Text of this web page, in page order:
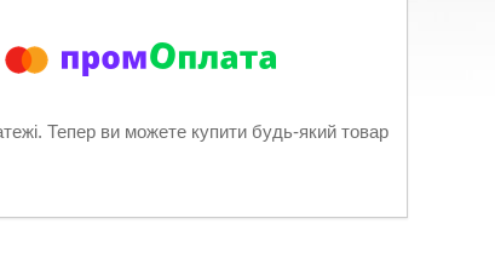
Тепер ви можете купити будь-який товар